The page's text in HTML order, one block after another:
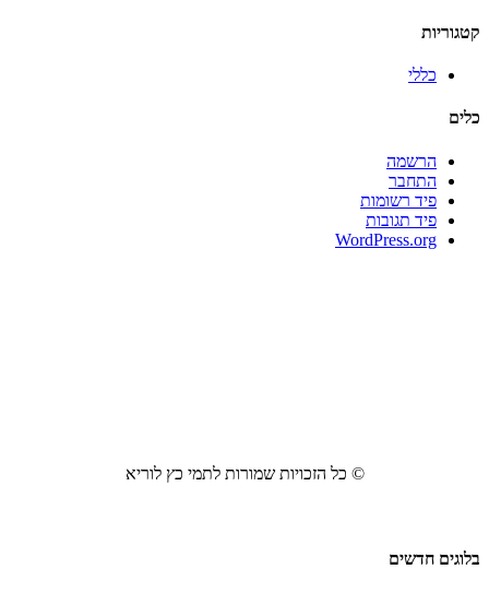
קטגוריות
כללי
כלים
הרשמה
התחבר
פיד רשומות
פיד תגובות
WordPress.org
© כל הזכויות שמורות לתמי כץ לוריא
בלוגים חדשים